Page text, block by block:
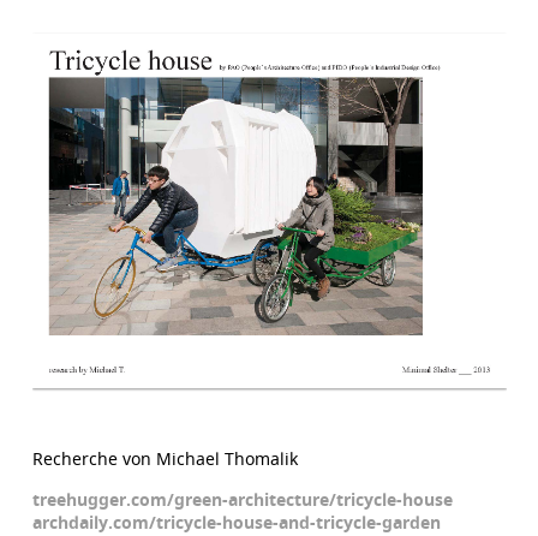
Recherche von Michael Thomalik
treehugger.com/green-architecture/tricycle-house
archdaily.com/tricycle-house-and-tricycle-garden